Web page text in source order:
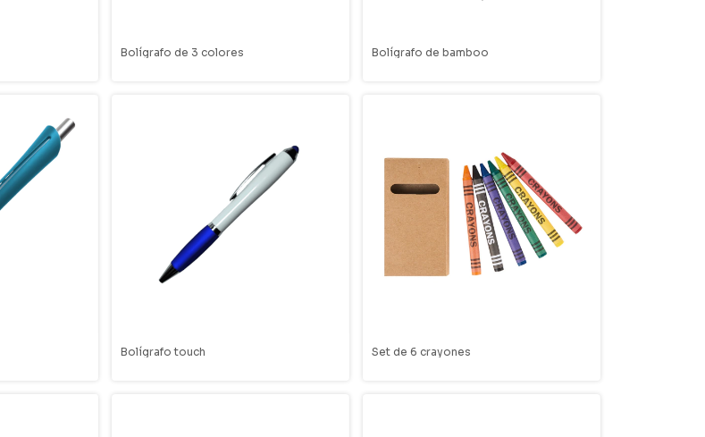
Bolígrafo de 3 colores Bolígrafo de bamboo
Bolígrafo touch Set de 6 crayones